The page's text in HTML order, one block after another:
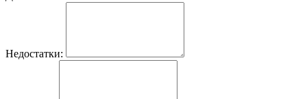
Недостатки: